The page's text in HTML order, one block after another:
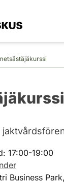
17:00-19:00
Business